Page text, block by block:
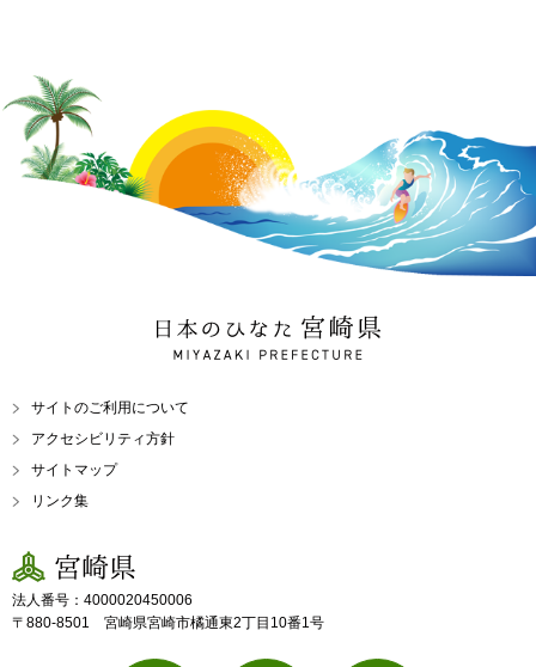
日本のひなた 宮崎県
MIYAZAKI PREFECTURE
サイトのご利用について
アクセシビリティ方針
サイトマップ
リンク集
宮崎県
法人番号：4000020450006
〒880-8501 宮崎県宮崎市橘通東2丁目10番1号